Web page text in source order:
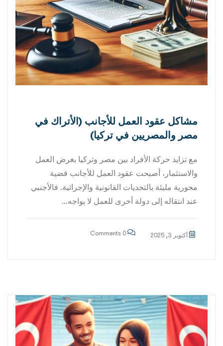
مشاكل عقود العمل للأجانب (الأتراك في
مصر والمصريين في تركيا)
مع تزايد حركة الأفراد بين مصر وتركيا بغرض العمل
والاستثمار، أصبحت عقود العمل للأجانب قضية
محورية مليئة بالتحديات القانونية والإجرائية. فالأجنبي
عند انتقاله إلى دولة أخرى للعمل لا يواجه...
أكتوبر 3, 2025